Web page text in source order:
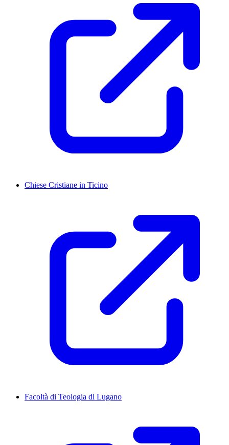
Chiese Cristiane in Ticino
Facoltà di Teologia di Lugano